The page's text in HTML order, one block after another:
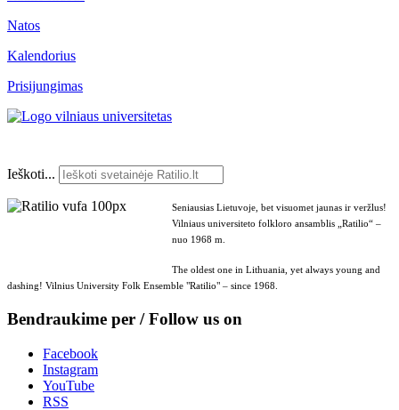
Natos
Kalendorius
Prisijungimas
Ieškoti...
Seniausias Lietuvoje, bet visuomet jaunas ir veržlus!
Vilniaus universiteto folkloro ansamblis „Ratilio“ –
nuo 1968 m.
The oldest one in Lithuania, yet always young and
dashing! Vilnius University Folk Ensemble "Ratilio" – since 1968.
Bendraukime per / Follow us on
Facebook
Instagram
YouTube
RSS